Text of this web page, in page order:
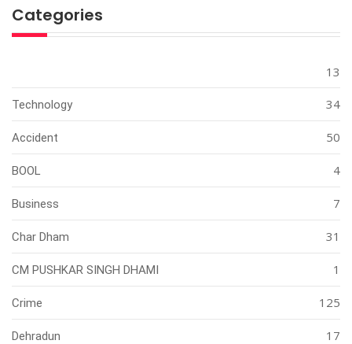
Categories
13
Technology 34
Accident 50
BOOL 4
Business 7
Char Dham 31
CM PUSHKAR SINGH DHAMI 1
Crime 125
Dehradun 17